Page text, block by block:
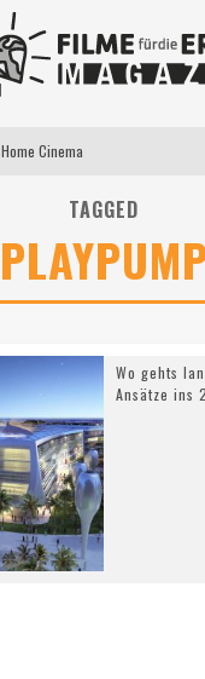
Home Cinema
5 Fragen, 3 Festivalpartner*innen
TAGGED
PLAYPUMP
Wo gehts
Ansätze ins